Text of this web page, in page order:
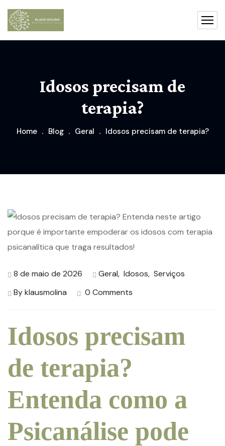
Idosos precisam de
terapia?
Home Blog Geral Idosos precisam de terapia?
8 de maio de 2026 Geral, Idosos, Serviços
Byklausmolina 0 Comments
Idosos precisam
de terapia?
Entenda como a
Psicanálise pode